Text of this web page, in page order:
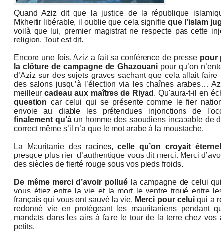
Quand Aziz dit que la justice de la république
Mkheitir libérable, il oublie que cela signifieque l’islam
voilà que lui, premier magistrat ne respecte pas cette
religion. Tout est dit.
Encore une fois, Aziz a fait sa conférence de presse pour
la clôture de campagne de Ghazouanipour qu’on
d’Aziz sur des sujets graves sachant que cela allait
des salons jusqu’à l’élection via les chaînes arabes…
meilleur cadeau aux maîtres de Riyad . Qu'aura-t-il en
question car celui qui se présente comme le fier
envoie au diable les prétendues injonctions de
finalement qu’à un homme des saoudiens incapable de
correct même s’il n’a que le mot arabe à la moustache.
La Mauritanie des racines,celle qu’on croyait
presque plus rien d’authentique vous dit merci. Merci
des siècles de fierté rouge sous vos pieds froids.
De même merci d’avoir polluéla campagne de celui
vous étiez entre la vie et la mort le ventre troué entre
français qui vous ont sauvé la vie. Merci pour celuiqui a
redonné vie en protégeant les mauritaniens pendant
mandats dans les airs à faire le tour de la terre chez vos
petits.